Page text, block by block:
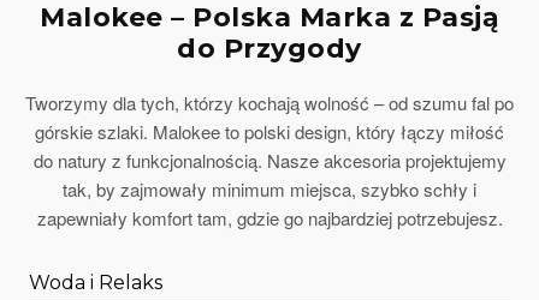
Malokee – Polska Marka z Pasją
do Przygody
Tworzymy dla tych, którzy kochają wolność – od szumu fal po
górskie szlaki. Malokee to polski design, który łączy miłość
do natury z funkcjonalnością. Nasze akcesoria projektujemy
tak, by zajmowały minimum miejsca, szybko schły i
zapewniały komfort tam, gdzie go najbardziej potrzebujesz.
Woda i Relaks